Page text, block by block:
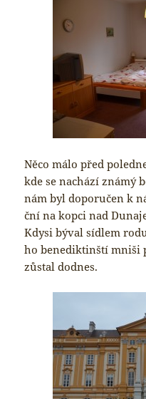
Něco málo před
kde se nachází známý
nám byl doporučen k
ční na kopci nad
Kdysi býval sídlem
ho benediktinští mniši
zůstal dodnes.